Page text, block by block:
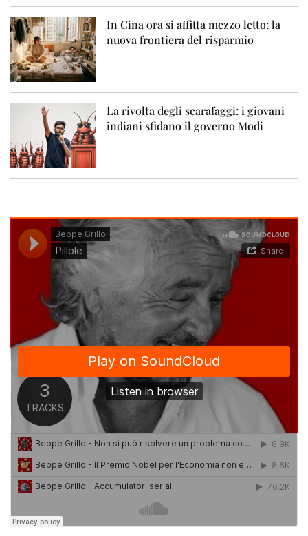
In Cina ora si affitta mezzo letto: la
nuova frontiera del risparmio
La rivolta degli scarafaggi: i giovani
indiani sfidano il governo Modi